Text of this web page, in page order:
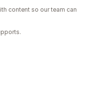
content so our team can